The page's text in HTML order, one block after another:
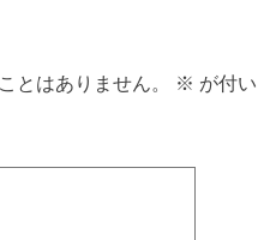
とはありません。 ※ が付い